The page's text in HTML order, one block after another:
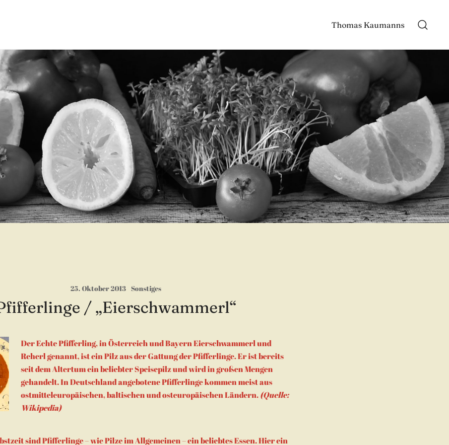
Thomas Kaumanns
25. Oktober 2013 Sonstiges
/ „Eierschwammerl“
Der Echte Pfifferling, in Österreich und Bayern Eierschwammerl und
Reherl genannt, ist ein Pilz aus der Gattung der Pfifferlinge. Er ist bereits
seit dem Altertum ein beliebter Speisepilz und wird in großen Mengen
gehandelt. In Deutschland angebotene Pfifferlinge kommen meist aus
ostmitteleuropäischen, baltischen und osteuropäischen Ländern.(Quelle:
Wikipedia)
sind Pfifferlinge – wie Pilze im Allgemeinen – ein beliebtes Essen. Hier ein